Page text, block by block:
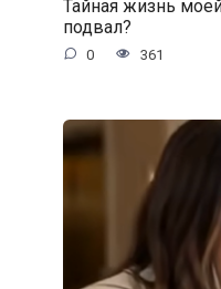
Тайная жизнь
подвал?
0 361